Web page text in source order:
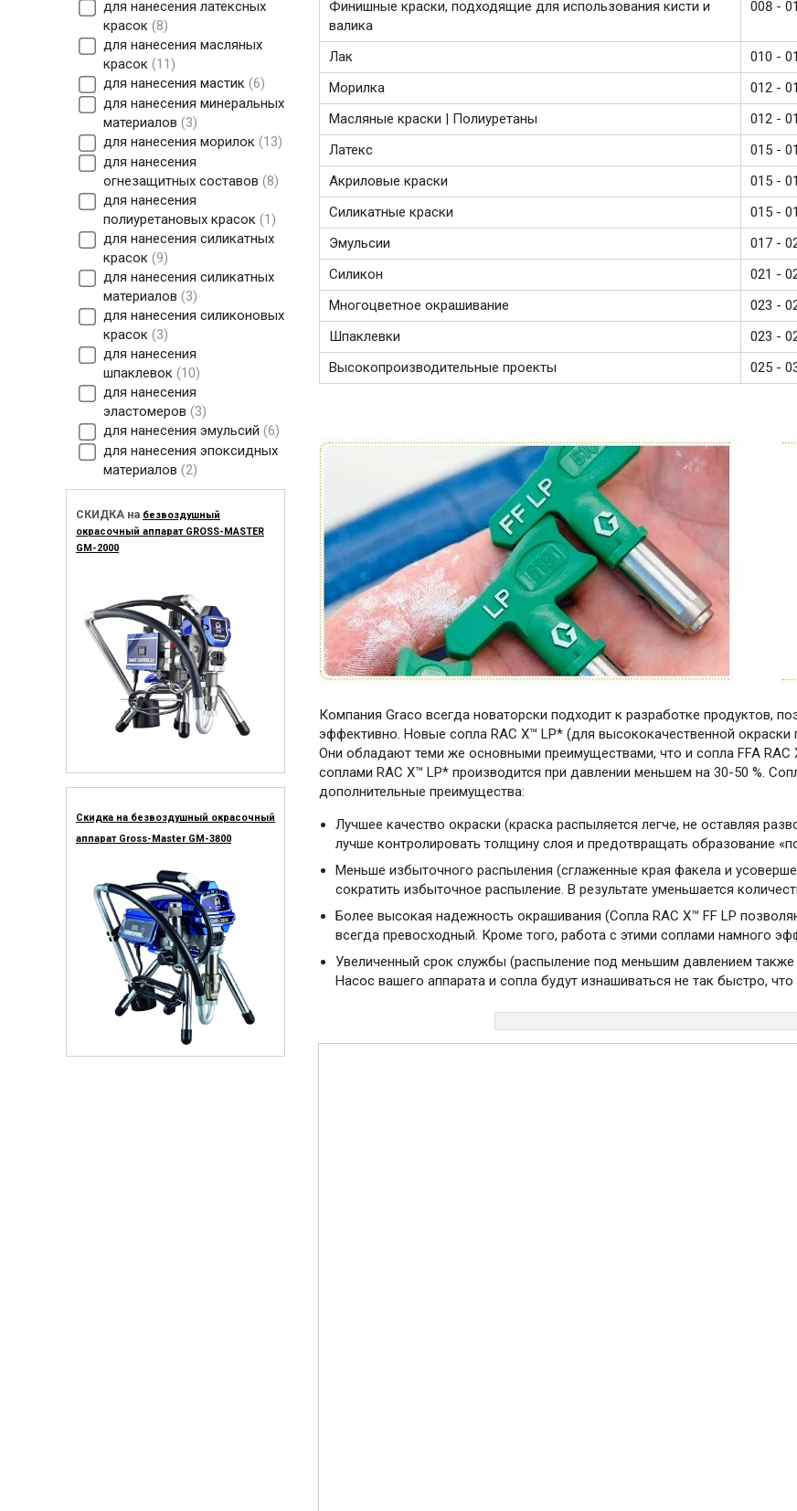
для нанесения латексных
красок 8
для нанесения масляных
красок 11
для нанесения мастик 6
для нанесения минеральных
материалов
3
для нанесения морилок 13
для нанесения
огнезащитных составов 8
для нанесения
полиуретановых красок 1
для нанесения силикатных
красок 9
для нанесения силикатных
материалов
3
для нанесения силиконовых
красок 3
для нанесения
шпаклевок 10
для нанесения
эластомеров
3
для нанесения эмульсий 6
для нанесения эпоксидных
материалов 2
СКИДКА на безвоздушный
окрасочный аппарат GROSS-MASTER
GM-2000
Скидка на безвоздушный окрасочный
аппарат Gross-Master GM-3800
Финишные краски, подходящие для использования кисти и
валика
008 -
Лак
010 -
Морилка
012 -
Масляные краски | Полиуретаны
012 -
Латекс
015 -
Акриловые краски
015 -
Силикатные краски
015 -
Эмульсии
017 -
Силикон
021 -
Многоцветное окрашивание
023 -
Шпаклевки
023 -
Высокопроизводительные проекты
025 -
Компания Graco всегда новаторски подходит к разработке продуктов,
эффективно. Новые сопла RAC X™ LP* (для высококачественной
Они обладают теми же основными преимуществами, что и сопла FFA
соплами RAC X™ LP* производится при давлении меньшем на 30-50 %.
дополнительные преимущества:
Лучшее качество окраски (краска распыляется легче, не оставляя
лучше контролировать толщину слоя и предотвращать образование
Меньше избыточного распыления (сглаженные края факела и
сократить избыточное распыление. В результате уменьшается
Более высокая надежность окрашивания (Сопла RAC X™ FF LP
всегда превосходный. Кроме того, работа с этими соплами намного
Увеличенный срок службы (распыление под меньшим давлением
Насос вашего аппарата и сопла будут изнашиваться не так быстро,